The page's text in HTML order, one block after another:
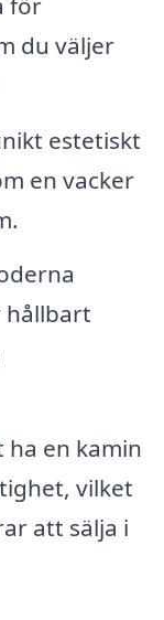
du väljer
estetiskt
en vacker
hållbart
en kamin
vilket
att sälja i